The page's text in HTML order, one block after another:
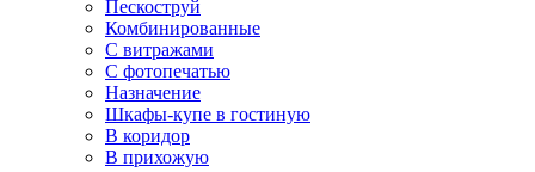
Пескоструй
Комбинированные
С витражами
С фотопечатью
Назначение
Шкафы-купе в гостиную
В коридор
В прихожую